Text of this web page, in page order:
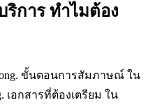
ริการ ทำไมต้อง
ขั้นตอนการสัมภาษณ์ ใน
เอกสารที่ต้องเตรียม ใน